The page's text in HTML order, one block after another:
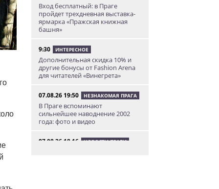
Вход бесплатный: в Праге
пройдет трехдневная выставка-
ярмарка «Пражская книжная
башня»
9:30 ИНТЕРЕСНОЕ
Дополнительная скидка 10% и
другие бонусы от Fashion Arena
для читателей «Винегрета»
07.08.26 19:50 НЕЗНАКОМАЯ ПРАГА
В Праге вспоминают
сильнейшее наводнение 2002
года: фото и видео
07.08.26 18:16 НОВОСТИ ПРАГИ